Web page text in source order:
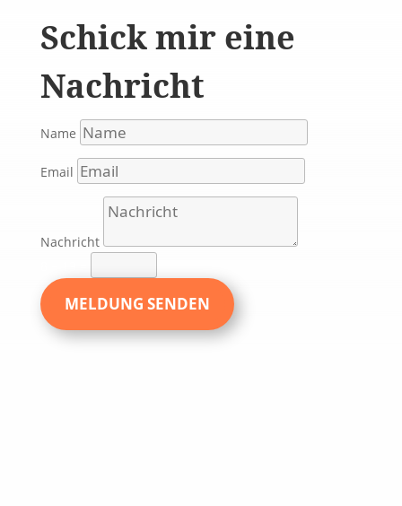
Schick mir eine
Nachricht
Name
Email
Nachricht
MELDUNG SENDEN